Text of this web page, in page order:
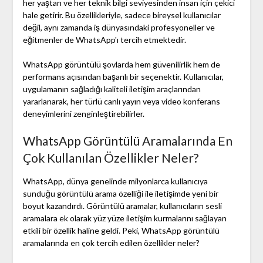
her yaştan ve her teknik bilgi seviyesinden insan için çekici
hale getirir. Bu özellikleriyle, sadece bireysel kullanıcılar
değil, aynı zamanda iş dünyasındaki profesyoneller ve
eğitmenler de WhatsApp'ı tercih etmektedir.
WhatsApp görüntülü şovlarda hem güvenilirlik hem de
performans açısından başarılı bir seçenektir. Kullanıcılar,
uygulamanın sağladığı kaliteli iletişim araçlarından
yararlanarak, her türlü canlı yayın veya video konferans
deneyimlerini zenginleştirebilirler.
WhatsApp Görüntülü Aramalarında En
Çok Kullanılan Özellikler Neler?
WhatsApp, dünya genelinde milyonlarca kullanıcıya
sunduğu görüntülü arama özelliği ile iletişimde yeni bir
boyut kazandırdı. Görüntülü aramalar, kullanıcıların sesli
aramalara ek olarak yüz yüze iletişim kurmalarını sağlayan
etkili bir özellik haline geldi. Peki, WhatsApp görüntülü
aramalarında en çok tercih edilen özellikler neler?